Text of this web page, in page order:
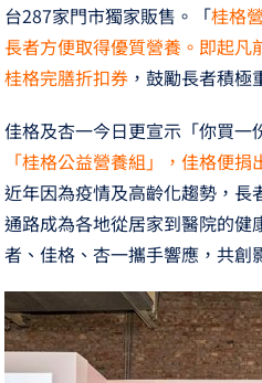
台287家門市獨家販售。「桂格
長者方便取得優質營養。即起
桂格完膳折扣券，鼓勵長者積極
佳格及杏一今日更宣示「你買一
「桂格公益營養組」，佳格便
近年因為疫情及高齡化趨勢，
通路成為各地從居家到醫院的
者、佳格、杏一攜手響應，共創